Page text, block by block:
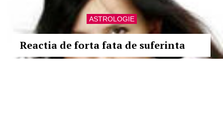
ASTROLOGIE
Reactia de forta fata de suferinta